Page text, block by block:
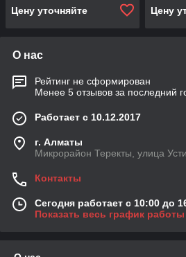
Цену уточняйте
ГАЗ-24
Цену
О нас
Рейтинг не сформирован
Менее 5 отзывов за последний
Работает с 10.12.2017
г. Алматы
Микрорайон Теректы, улица
Контакты
Сегодня работает с 10:00 до
Показать весь график работы